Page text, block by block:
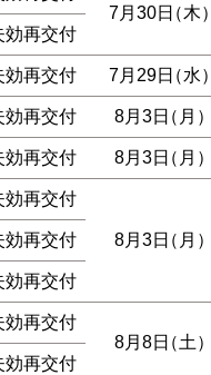
7月30日（木）
効再交付
効再交付 7月29日（水）
効再交付 8月3日（月）
効再交付 8月3日（月）
効再交付
8月3日（月）
効再交付
効再交付
効再交付
8月8日（土）
効再交付